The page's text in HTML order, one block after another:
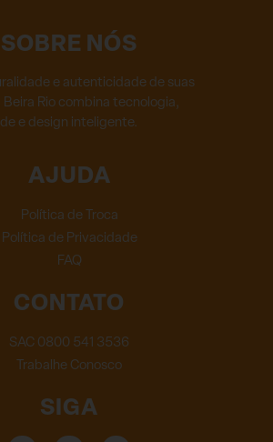
SOBRE NÓS
e autenticidade de suas
Rio combina tecnologia,
e design inteligente.
AJUDA
Política de Troca
Política de Privacidade
FAQ
CONTATO
SAC 0800 541 3536
Trabalhe Conosco
SIGA